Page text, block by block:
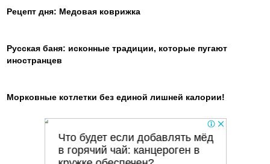
Рецепт дня: Медовая коврижка
Русская баня: исконные традиции, которые пугают
иностранцев
Морковные котлетки без единой лишней калории!